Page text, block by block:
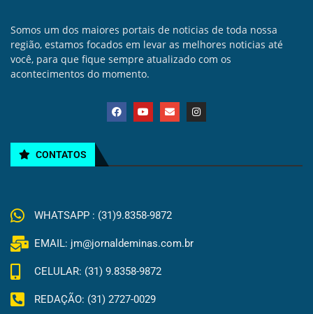
Somos um dos maiores portais de noticias de toda nossa
região, estamos focados em levar as melhores noticias até
você, para que fique sempre atualizado com os
acontecimentos do momento.
CONTATOS
WHATSAPP : (31)9.8358-9872
EMAIL: jm@jornaldeminas.com.br
CELULAR: (31) 9.8358-9872
REDAÇÃO: (31) 2727-0029